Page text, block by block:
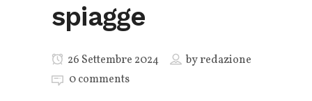
spiagge
26 Settembre 2024 byredazione
0 comments